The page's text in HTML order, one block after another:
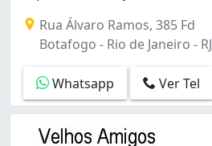
Rua Álvaro Ramos, 385 Fd
Botafogo - Rio de Janeiro - RJ
Whatsapp Ver Tel